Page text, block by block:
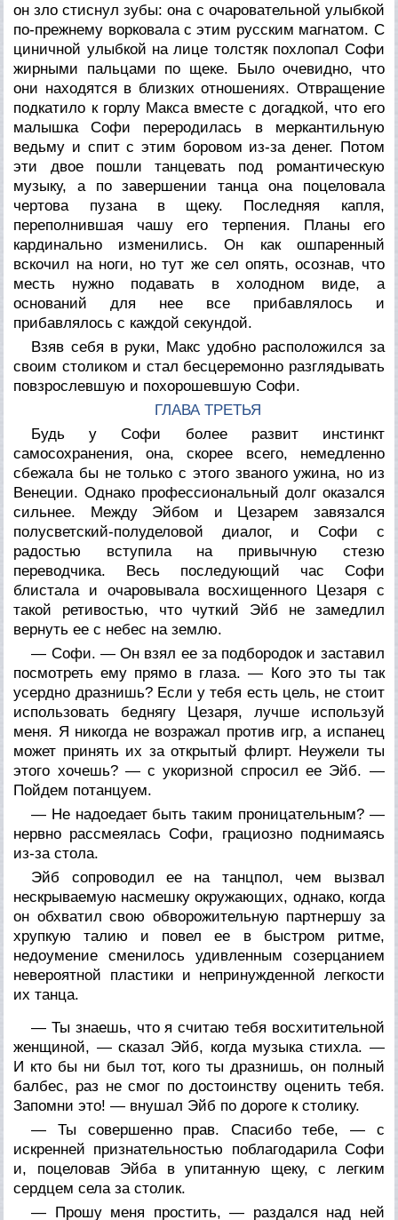
он зло стиснул зубы: она с очаровательной улыбкой
по-прежнему ворковала с этим русским магнатом. С
циничной улыбкой на лице толстяк похлопал Софи
жирными пальцами по щеке. Было очевидно, что
они находятся в близких отношениях. Отвращение
подкатило к горлу Макса вместе с догадкой, что его
малышка Софи переродилась в меркантильную
ведьму и спит с этим боровом из-за денег. Потом
эти двое пошли танцевать под романтическую
музыку, а по завершении танца она поцеловала
чертова пузана в щеку. Последняя капля,
переполнившая чашу его терпения. Планы его
кардинально изменились. Он как ошпаренный
вскочил на ноги, но тут же сел опять, осознав, что
месть нужно подавать в холодном виде, а
оснований для нее все прибавлялось и
прибавлялось с каждой секундой.
Взяв себя в руки, Макс удобно расположился за
своим столиком и стал бесцеремонно разглядывать
повзрослевшую и похорошевшую Софи.
ГЛАВА ТРЕТЬЯ
Будь у Софи более развит инстинкт
самосохранения, она, скорее всего, немедленно
сбежала бы не только с этого званого ужина, но из
Венеции. Однако профессиональный долг оказался
сильнее. Между Эйбом и Цезарем завязался
полусветский-полуделовой диалог, и Софи с
радостью вступила на привычную стезю
переводчика. Весь последующий час Софи
блистала и очаровывала восхищенного Цезаря с
такой ретивостью, что чуткий Эйб не замедлил
вернуть ее с небес на землю.
— Софи. — Он взял ее за подбородок и заставил
посмотреть ему прямо в глаза. — Кого это ты так
усердно дразнишь? Если у тебя есть цель, не стоит
использовать беднягу Цезаря, лучше используй
меня. Я никогда не возражал против игр, а испанец
может принять их за открытый флирт. Неужели ты
этого хочешь? — с укоризной спросил ее Эйб. —
Пойдем потанцуем.
— Не надоедает быть таким проницательным? —
нервно рассмеялась Софи, грациозно поднимаясь
из-за стола.
Эйб сопроводил ее на танцпол, чем вызвал
нескрываемую насмешку окружающих, однако, когда
он обхватил свою обворожительную партнершу за
хрупкую талию и повел ее в быстром ритме,
недоумение сменилось удивленным созерцанием
невероятной пластики и непринужденной легкости
их танца.
— Ты знаешь, что я считаю тебя восхитительной
женщиной, — сказал Эйб, когда музыка стихла. —
И кто бы ни был тот, кого ты дразнишь, он полный
балбес, раз не смог по достоинству оценить тебя.
Запомни это! — внушал Эйб по дороге к столику.
— Ты совершенно прав. Спасибо тебе, — с
искренней признательностью поблагодарила Софи
и, поцеловав Эйба в упитанную щеку, с легким
сердцем села за столик.
— Прошу меня простить, — раздался над ней